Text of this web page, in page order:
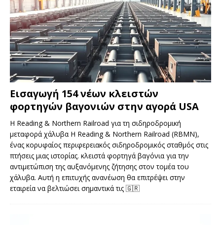
Εισαγωγή 154 νέων κλειστών
φορτηγών βαγονιών στην αγορά USA
Η Reading & Northern Railroad για τη σιδηροδρομική
μεταφορά χάλυβα Η Reading & Northern Railroad (RBMN),
ένας κορυφαίος περιφερειακός σιδηροδρομικός σταθμός στις
πτήσεις μιας ιστορίας. κλειστά φορτηγά βαγόνια για την
αντιμετώπιση της αυξανόμενης ζήτησης στον τομέα του
χάλυβα. Αυτή η επιτυχής ανανέωση θα επιτρέψει στην
εταιρεία να βελτιώσει σημαντικά τις 🇬🇷